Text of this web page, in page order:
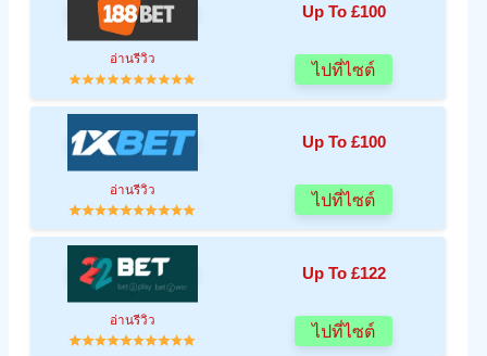
Up To £100
อ่านรีวิว
ไปที่ไซต์
Up To £100
อ่านรีวิว
ไปที่ไซต์
Up To £122
อ่านรีวิว
ไปที่ไซต์